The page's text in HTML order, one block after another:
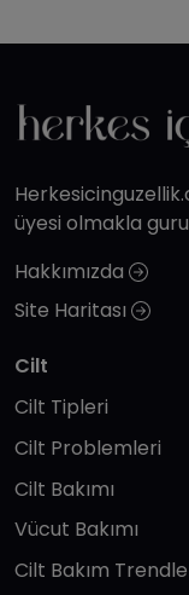
üyesi olmakla
Hakkımızda
Site Haritası
Cilt
Cilt Tipleri
Cilt Problemleri
Cilt Bakımı
Vücut Bakımı
Cilt Bakım